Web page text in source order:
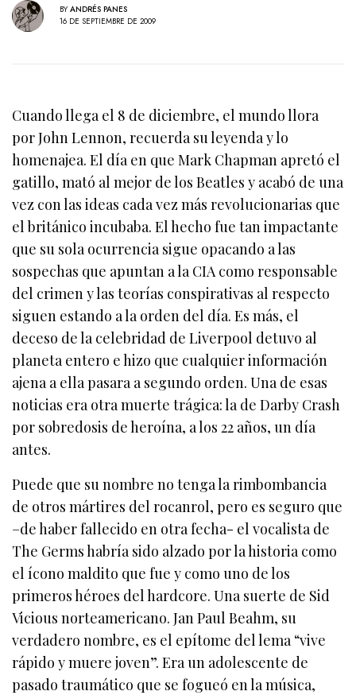
BY ANDRÉS PANES
16 DE SEPTIEMBRE DE 2009
Cuando llega el 8 de diciembre, el mundo llora
por John Lennon, recuerda su leyenda y lo
homenajea. El día en que Mark Chapman apretó el
gatillo, mató al mejor de los Beatles y acabó de una
vez con las ideas cada vez más revolucionarias que
el británico incubaba. El hecho fue tan impactante
que su sola ocurrencia sigue opacando a las
sospechas que apuntan a la CIA como responsable
del crimen y las teorías conspirativas al respecto
siguen estando a la orden del día. Es más, el
deceso de la celebridad de Liverpool detuvo al
planeta entero e hizo que cualquier información
ajena a ella pasara a segundo orden. Una de esas
noticias era otra muerte trágica: la de Darby Crash
por sobredosis de heroína, a los 22 años, un día
antes.
Puede que su nombre no tenga la rimbombancia
de otros mártires del rocanrol, pero es seguro que
–de haber fallecido en otra fecha- el vocalista de
The Germs habría sido alzado por la historia como
el ícono maldito que fue y como uno de los
primeros héroes del hardcore. Una suerte de Sid
Vicious norteamericano. Jan Paul Beahm, su
verdadero nombre, es el epítome del lema “vive
rápido y muere joven”. Era un adolescente de
pasado traumático que se fogueó en la música,